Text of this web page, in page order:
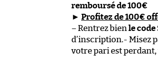
remboursé de 100€
► Profitez de 100€
– Rentrez bien le code
d’inscription.- Misez
votre pari est